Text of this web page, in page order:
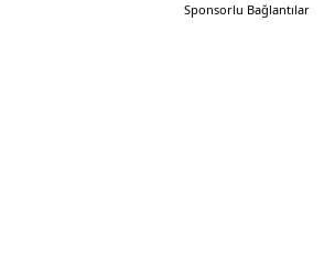
Sponsorlu Bağlantılar